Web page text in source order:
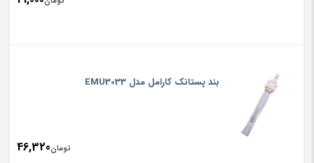
بند پستانک کارامل مدل EMU3033
تومان46,320